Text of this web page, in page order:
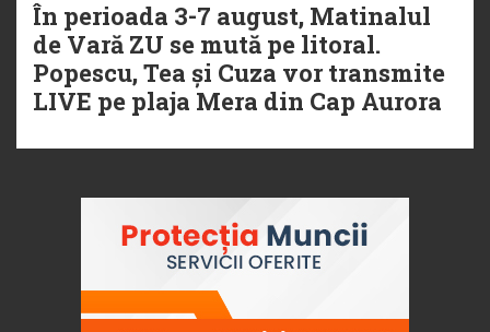
În perioada 3-7 august, Matinalul
de Vară ZU se mută pe litoral.
Popescu, Tea și Cuza vor transmite
LIVE pe plaja Mera din Cap Aurora